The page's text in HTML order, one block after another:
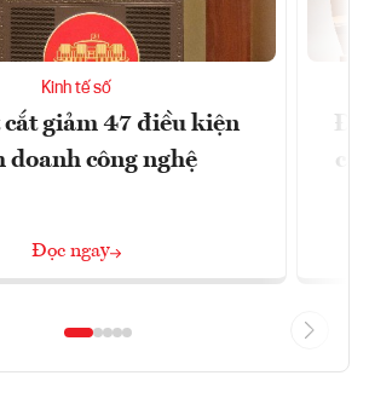
Kinh tế số
giảm 47 điều kiện
doanh công nghệ
Đọc ngay
Đề